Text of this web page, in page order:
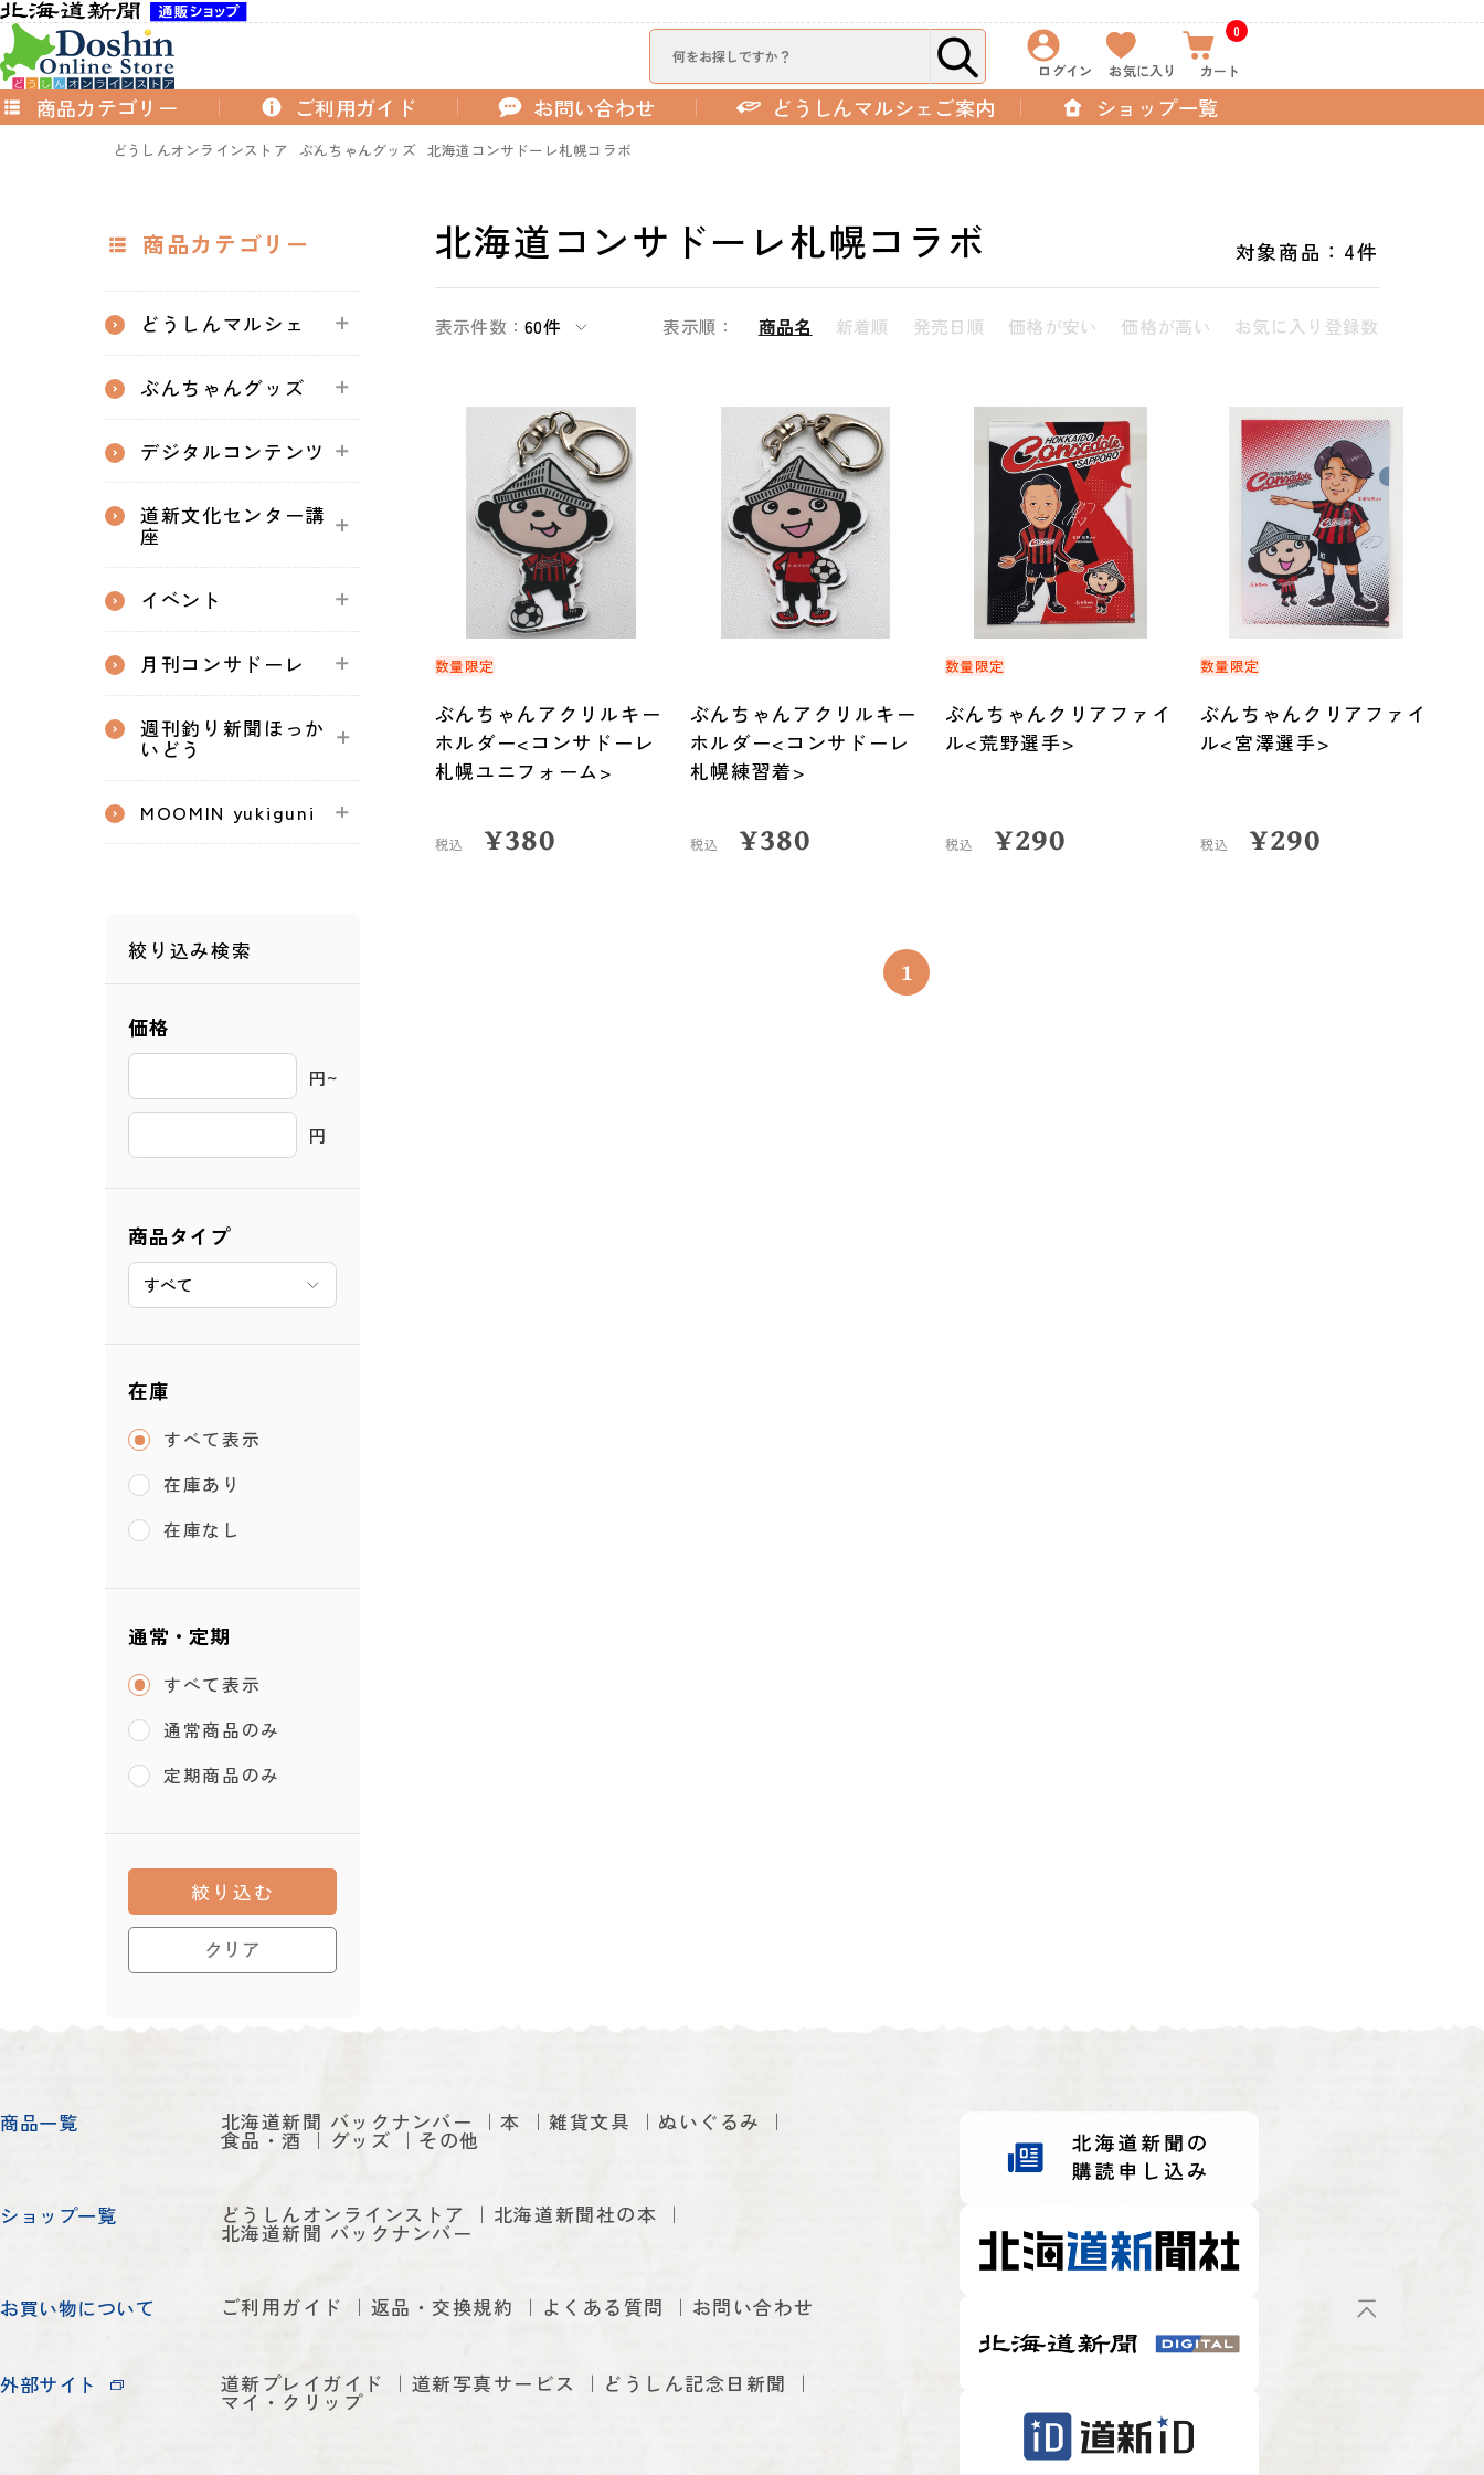
ログイン お気に入り
0
カート
商品カテゴリー ショップ一覧
ご利用ガイド お問い合わせ どうしんマルシェご案内
どうしんオンラインストア ぶんちゃんグッズ 北海道コンサドーレ札幌コラボ
商品カテゴリー
どうしんマルシェ
ぶんちゃんグッズ
デジタルコンテンツ
道新文化センター講
座
イベント
月刊コンサドーレ
週刊釣り新聞ほっか
いどう
MOOMIN yukiguni
絞り込み検索
価格
円~
円
商品タイプ
在庫
すべて表示
在庫あり
在庫なし
通常・定期
すべて表示
通常商品のみ
定期商品のみ
クリア
絞り込む
北海道コンサドーレ札幌コラボ 対象商品： 4件
表示件数：60件 表示順： 商品名 新着順 発売日順 価格が安い 価格が高い お気に入り登録数
数量限定
ぶんちゃんアクリルキー
ホルダー<コンサドーレ
札幌ユニフォーム>
税込 ¥380
ぶんちゃんアクリルキー
ホルダー<コンサドーレ
札幌練習着>
税込 ¥380
数量限定
ぶんちゃんクリアファイ
ル<荒野選手>
税込 ¥290
数量限定
ぶんちゃんクリアファイ
ル<宮澤選手>
税込 ¥290
1
商品一覧 北海道新聞 バックナンバー 本 雑貨文具 ぬいぐるみ
食品・酒 グッズ その他
ショップ一覧 どうしんオンラインストア 北海道新聞社の本
北海道新聞 バックナンバー
お買い物について ご利用ガイド 返品・交換規約 よくある質問 お問い合わせ
外部サイト 道新プレイガイド 道新写真サービス どうしん記念日新聞
マイ・クリップ